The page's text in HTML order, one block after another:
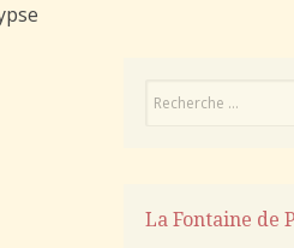
La Fontaine de